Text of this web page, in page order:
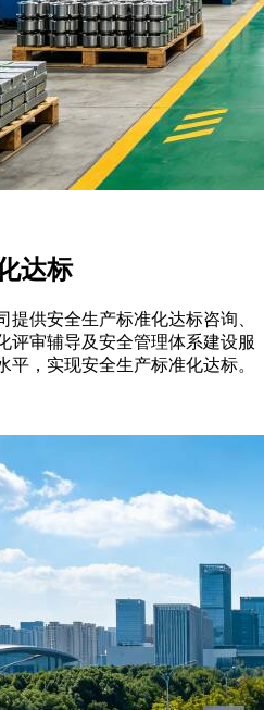
达标
提供安全生产标准化达标咨询、
评审辅导及安全管理体系建设服
，实现安全生产标准化达标。